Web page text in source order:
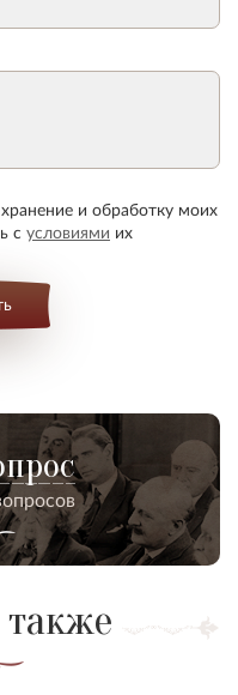
и обработку моих
с условиями их